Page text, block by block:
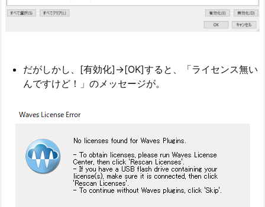
だがしかし、[有効化]→[OK]すると、「ライセンス無い
んですけど！」のメッセージが。